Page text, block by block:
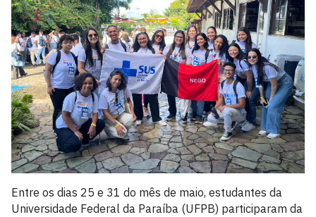
Entre os dias 25 e 31 do mês de maio, estudantes da
Universidade Federal da Paraíba (UFPB) participaram da